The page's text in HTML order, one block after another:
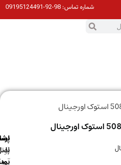
شماره تماس:98-92-09195124491
اصالت
پشتیبانی
(واتس